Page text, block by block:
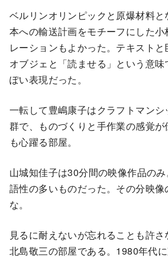
ベルリンオリンピックと原爆材料
本への輸送計画をモチーフにした
レーションもよかった。テキスト
オブジェと「読ませる」という意
ぽい表現だった。
一転して豊嶋康子はクラフトマン
群で、ものづくりと手作業の感覚
も心躍る部屋。
山城知佳子は30分間の映像作品の
語性の多いものだった。その分映像
な。
見るに耐えないが忘れることも許
北島敬三の部屋である。1980年代